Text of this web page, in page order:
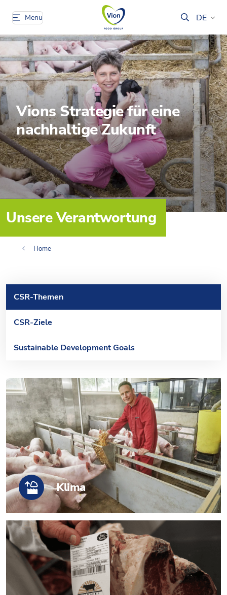
Menu DE
Unsere Verantwortung
Vions Strategie für eine
nachhaltige Zukunft
Home
CSR-Themen
CSR-Ziele
Sustainable Development Goals
Klima